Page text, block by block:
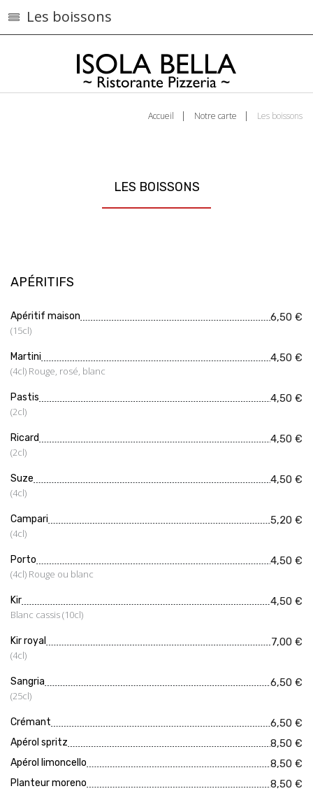
Les boissons
Accueil Notre carte Les boissons
LES BOISSONS
APÉRITIFS
6,50 €
Apéritif maison
(15cl)
4,50 €
Martini
(4cl) Rouge, rosé, blanc
4,50 €
Pastis
(2cl)
4,50 €
Ricard
(2cl)
4,50 €
Suze
(4cl)
5,20 €
Campari
(4cl)
4,50 €
Porto
(4cl) Rouge ou blanc
4,50 €
Kir
Blanc cassis (10cl)
7,00 €
Kir royal
(4cl)
6,50 €
Sangria
(25cl)
6,50 €
Crémant
8,50 €
Apérol spritz
8,50 €
Apérol limoncello
8,50 €
Planteur moreno